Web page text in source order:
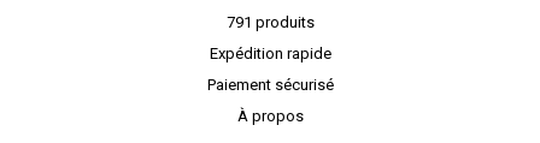
791 produits
Expédition rapide
Paiement sécurisé
À propos